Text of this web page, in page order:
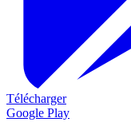
Télécharger
Google Play